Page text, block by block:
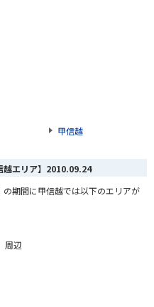
甲信越
エリア】 2010.09.24
期間に甲信越では以下のエリアが
周辺